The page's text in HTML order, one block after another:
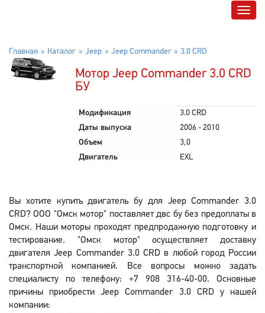
Главная Каталог Jeep Jeep Commander 3.0 CRD
Мотор Jeep Commander 3.0 CRD
БУ
Модификация
3.0 CRD
Даты выпуска
2006 - 2010
Объем
3,0
Двигатель
EXL
Вы хотите купить двигатель бу для Jeep Commander 3.0
CRD? ООО "Омск мотор" поставляет двс бу без предоплаты в
Омск. Наши моторы проходят предпродажную подготовку и
тестирование. "Омск мотор" осуществляет доставку
двигателя Jeep Commander 3.0 CRD в любой город России
транспортной компанией. Все вопросы можно задать
специалисту по телефону: +7 908 316-40-00. Основные
причины приобрести Jeep Commander 3.0 CRD у нашей
компании: